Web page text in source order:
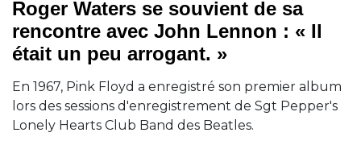
Roger Waters se souvient de sa
rencontre avec John Lennon : « Il
était un peu arrogant. »
En 1967, Pink Floyd a enregistré son premier album
lors des sessions d'enregistrement de Sgt Pepper's
Lonely Hearts Club Band des Beatles.